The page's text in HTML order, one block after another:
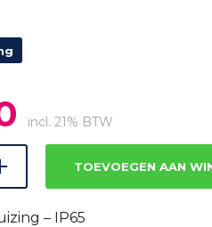
prijs
is:
€4.40.
incl. 21% BTW
TOEVOEGEN AAN
– IP65